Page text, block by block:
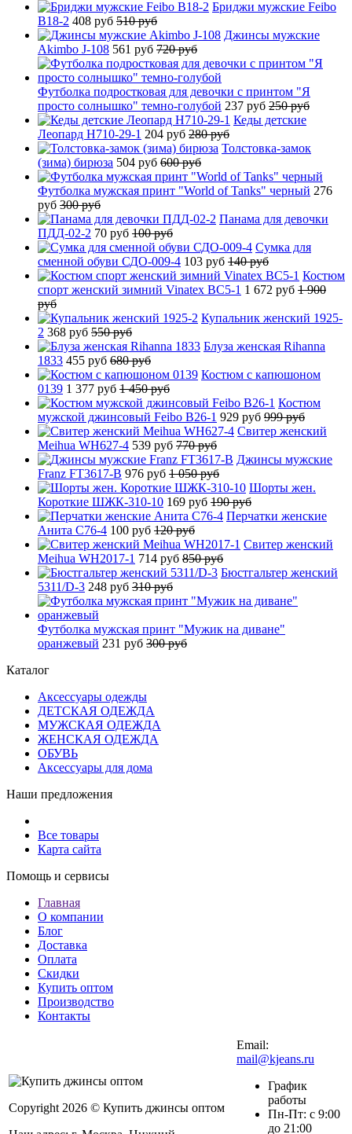
Бриджи мужские Feibo
B18-2 408 руб 510 руб
Джинсы мужские
Akimbo J-108 561 руб 720 руб
Футболка подростковая для девочки с принтом "Я
просто солнышко" темно-голубой 237 руб 250 руб
Кеды детские
Леопард H710-29-1 204 руб 280 руб
Толстовка-замок
(зима) бирюза 504 руб 600 руб
Футболка мужская принт "World of Tanks" черный 276
руб 300 руб
Панама для девочки
ПДД-02-2 70 руб 100 руб
Сумка для
сменной обуви СДО-009-4 103 руб 140 руб
Костюм
спорт женский зимний Vinatex BC5-1 1 672 руб 1 900
руб
Купальник женский 1925-
2 368 руб 550 руб
Блуза женская Rihanna
1833 455 руб 680 руб
Костюм с капюшоном
0139 1 377 руб 1 450 руб
Костюм
мужской джинсовый Feibo B26-1 929 руб 999 руб
Свитер женский
Meihua WH627-4 539 руб 770 руб
Джинсы мужские
Franz FT3617-B 976 руб 1 050 руб
Шорты жен.
Короткие ШЖК-310-10 169 руб 190 руб
Перчатки женские
Анита C76-4 100 руб 120 руб
Свитер женский
Meihua WH2017-1 714 руб 850 руб
Бюстгальтер женский
5311/D-3 248 руб 310 руб
Футболка мужская принт "Мужик на диване"
оранжевый 231 руб 300 руб
Каталог
Аксессуары одежды
ДЕТСКАЯ ОДЕЖДА
МУЖСКАЯ ОДЕЖДА
ЖЕНСКАЯ ОДЕЖДА
ОБУВЬ
Аксессуары для дома
Наши предложения
Все товары
Карта сайта
Помощь и сервисы
Главная
О компании
Блог
Доставка
Оплата
Скидки
Купить оптом
Производство
Контакты
Copyright 2026 © Купить джинсы оптом
Email:
mail@kjeans.ru
График
работы
Пн-Пт: с 9:00
до 21:00